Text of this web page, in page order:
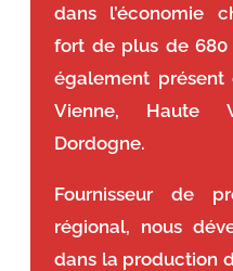
dans l’économie
fort de plus de 680
également présent
Vienne, Haute
Dordogne.
Fournisseur de
régional, nous
dans la production